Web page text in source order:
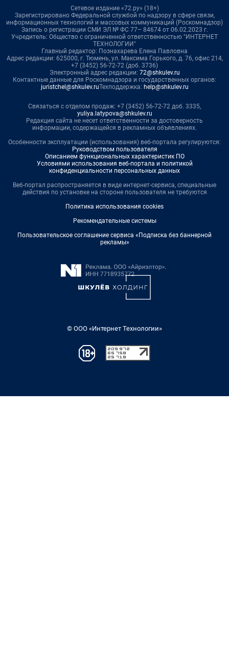
Сетевое издание «72.ру» (18+)
Зарегистрировано Федеральной службой по надзору в сфере связи,
информационных технологий и массовых коммуникаций (Роскомнадзор)
Запись о регистрации СМИ ЭЛ № ФС 77– 84674 от 06.02.2023 г.
Учредитель: Общество с ограниченной ответственностью "ИНТЕРНЕТ
ТЕХНОЛОГИИ"
Главный редактор: Познахарева Елена Павловна
Адрес редакции: 625000, г. Тюмень, ул. Максима Горького, д. 76, офис 214,
+7 (3452) 56-72-72 (доб. 3736)
Электронный адрес редакции: 72@shkulev.ru
Контактные данные для Роскомнадзора и государственных органов:
juristchel@shkulev.ruТехподдержка: help@shkulev.ru
Связаться с отделом продаж: +7 (3452) 56-72-72 доб. 3335,
yuliya.latypova@shkulev.ru
Редакция сайта не несет ответственности за достоверность
информации, содержащейся в рекламных объявлениях.
Особенности эксплуатации (использования) веб-портала регулируются:
Руководством пользователя
Описанием функциональных характеристик ПО
Условиями использования веб-портала и политикой
конфиденциальности персональных данных
Веб-портал распространяется в виде интернет-сервиса, специальные
действия по установке на стороне пользователя не требуются
Политика использования cookies
Рекомендательные системы
Пользовательское соглашение сервиса «Подписка без баннерной
рекламы»
© ООО «Интернет Технологии»